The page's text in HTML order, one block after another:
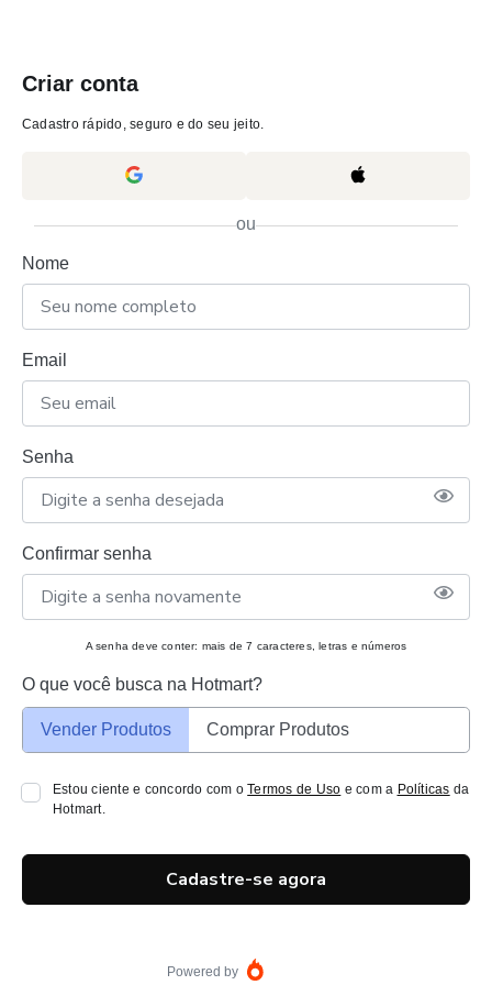
Criar conta
Cadastro rápido, seguro e do seu jeito.
ou
Nome
Email
Senha
Confirmar senha
A senha deve conter: mais de 7 caracteres, letras e números
O que você busca na Hotmart?
Vender Produtos Comprar Produtos
Estou ciente e concordo com oTermos de Uso e com a Políticas da
Hotmart.
Cadastre-se agora
Powered by